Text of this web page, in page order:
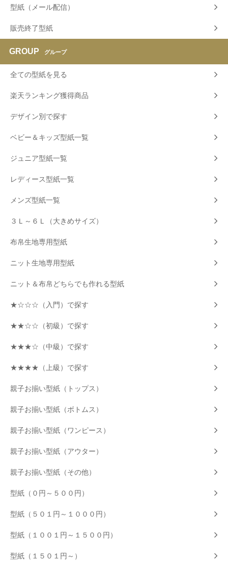
型紙（メール配信）
販売終了型紙
GROUP グループ
全ての型紙を見る
楽天ランキング獲得商品
デザイン別で探す
ベビー＆キッズ型紙一覧
ジュニア型紙一覧
レディース型紙一覧
メンズ型紙一覧
３Ｌ～６Ｌ（大きめサイズ）
布帛生地専用型紙
ニット生地専用型紙
ニット＆布帛どちらでも作れる型紙
★☆☆☆（入門）で探す
★★☆☆（初級）で探す
★★★☆（中級）で探す
★★★★（上級）で探す
親子お揃い型紙（トップス）
親子お揃い型紙（ボトムス）
親子お揃い型紙（ワンピース）
親子お揃い型紙（アウター）
親子お揃い型紙（その他）
型紙（０円～５００円）
型紙（５０１円～１０００円）
型紙（１００１円～１５００円）
型紙（１５０１円～）